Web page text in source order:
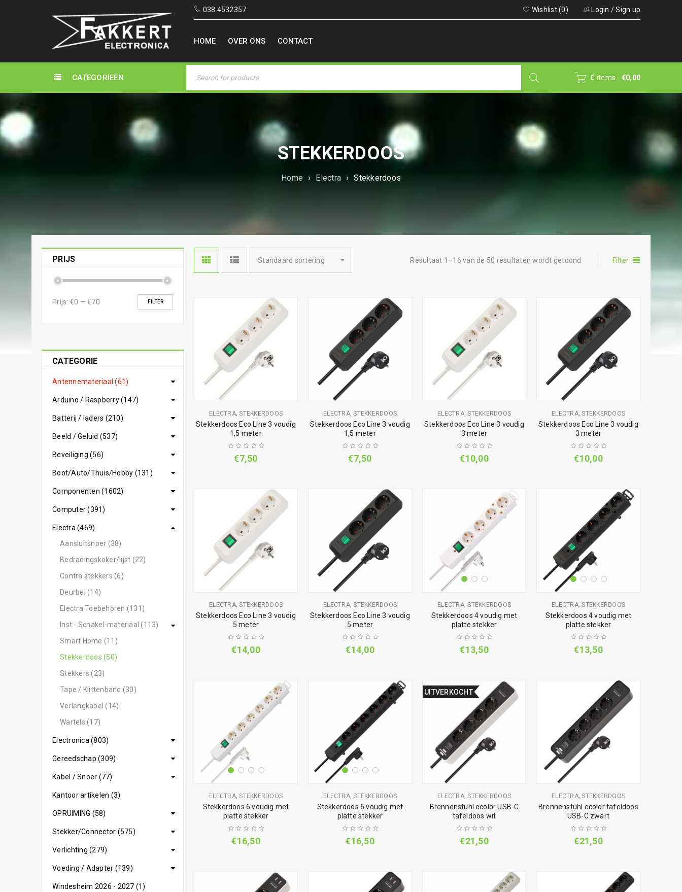
038 4532357 Login /Sign up
Wishlist (0)
HOME OVER ONS CONTACT
CATEGORIEËN 0 items - €0,00
STEKKERDOOS
Home › Electra › Stekkerdoos
PRIJS
FILTER
Prijs: €0 — €70
CATEGORIE
Antennemateriaal (61)
Arduino / Raspberry (147)
Batterij / laders (210)
Beeld / Geluid (537)
Beveiliging (56)
Boot/Auto/Thuis/Hobby (131)
Componenten (1602)
Computer (391)
Electra (469)
Aansluitsnoer (38)
Bedradingskoker/lijst (22)
Contra stekkers (6)
Deurbel (14)
Electra Toebehoren (131)
Inst.- Schakel-materiaal (113)
Smart Home (11)
Stekkerdoos (50)
Stekkers (23)
Tape / Klittenband (30)
Verlengkabel (14)
Wartels (17)
Electronica (803)
Gereedschap (309)
Kabel / Snoer (77)
Kantoor artikelen (3)
OPRUIMING (58)
Stekker/Connector (575)
Verlichting (279)
Voeding / Adapter (139)
Windesheim 2026 - 2027 (1)
Filter
Resultaat 1–16 van de 50 resultaten wordt getoond
Standaard sortering
ELECTRA,STEKKERDOOS
Stekkerdoos Eco Line 3 voudig
1,5 meter
€7,50
ELECTRA,STEKKERDOOS
Stekkerdoos Eco Line 3 voudig
1,5 meter
€7,50
ELECTRA,STEKKERDOOS
Stekkerdoos Eco Line 3 voudig
3 meter
€10,00
ELECTRA,STEKKERDOOS
Stekkerdoos Eco Line 3 voudig
3 meter
€10,00
ELECTRA,STEKKERDOOS
Stekkerdoos Eco Line 3 voudig
5 meter
€14,00
ELECTRA,STEKKERDOOS
Stekkerdoos Eco Line 3 voudig
5 meter
€14,00
ELECTRA,STEKKERDOOS
Stekkerdoos 4 voudig met
platte stekker
€13,50
ELECTRA,STEKKERDOOS
Stekkerdoos 4 voudig met
platte stekker
€13,50
ELECTRA,STEKKERDOOS
Stekkerdoos 6 voudig met
platte stekker
€16,50
ELECTRA,STEKKERDOOS
Stekkerdoos 6 voudig met
platte stekker
€16,50
UITVERKOCHT
ELECTRA,STEKKERDOOS
Brennenstuhl ecolor USB-C
tafeldoos wit
€21,50
ELECTRA,STEKKERDOOS
Brennenstuhl ecolor tafeldoos
USB-C zwart
€21,50